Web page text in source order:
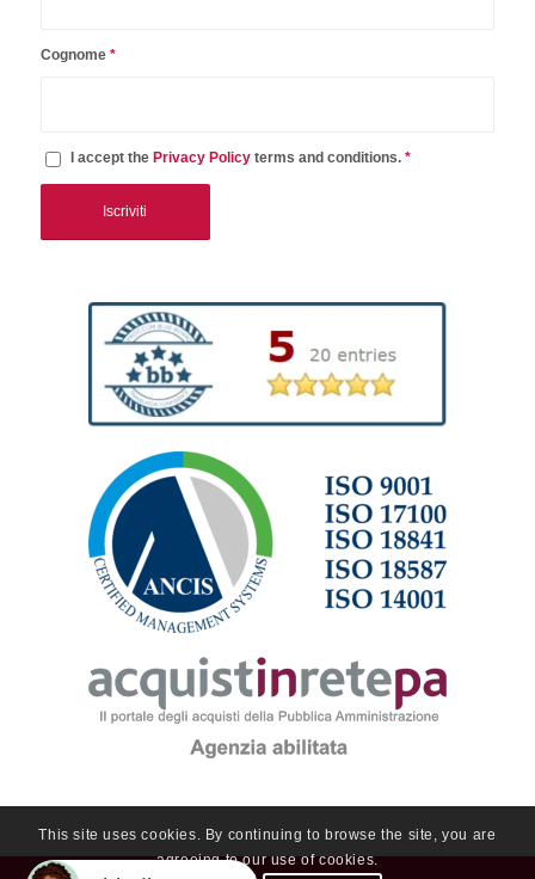
Cognome *
I accept the Privacy Policyterms and conditions. *
This site uses cookies. By continuing to browse the site, you are
agreeing to our use of cookies.